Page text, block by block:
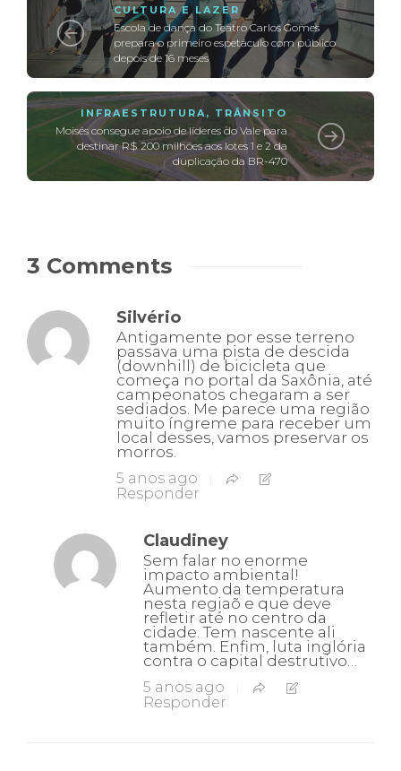
CULTURA E LAZER
Escola de dança do Teatro Carlos Gomes
prepara o primeiro espetáculo com público
depois de 16 meses
INFRAESTRUTURA, TRÂNSITO
Moisés consegue apoio de líderes do Vale para
destinar R$ 200 milhões aos lotes 1 e 2 da
duplicação da BR-470
3 Comments
Silvério
Antigamente por esse terreno
passava uma pista de descida
(downhill) de bicicleta que
começa no portal da Saxônia, até
campeonatos chegaram a ser
sediados. Me parece uma região
muito íngreme para receber um
local desses, vamos preservar os
morros.
5 anos ago
Responder
Claudiney
Sem falar no enorme
impacto ambiental!
Aumento da temperatura
nesta regiaõ e que deve
refletir até no centro da
cidade. Tem nascente ali
também. Enfim, luta inglória
contra o capital destrutivo…
5 anos ago
Responder